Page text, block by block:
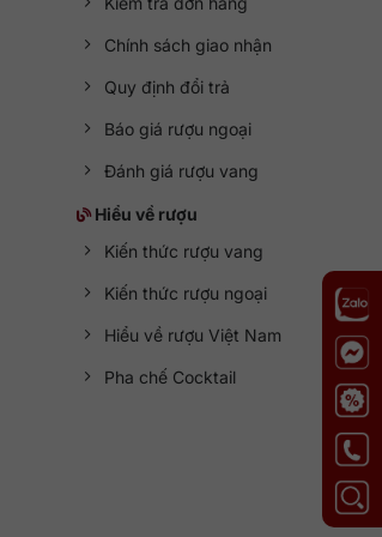
Chính sách giao nhận
Quy định đổi trả
Báo giá rượu ngoại
Đánh giá rượu vang
Hiểu về rượu
Kiến thức rượu vang
Kiến thức rượu ngoại
Hiểu về rượu Việt Nam
Pha chế Cocktail